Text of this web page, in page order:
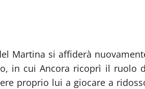
Martina si affiderà
in cui Ancora ricoprì il ruolo
proprio lui a giocare a